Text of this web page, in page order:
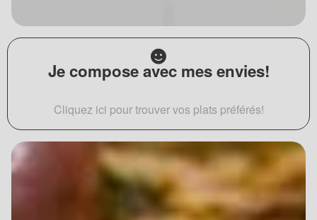
Je compose avec mes envies!
Cliquez ici pour trouver vos plats préférés!